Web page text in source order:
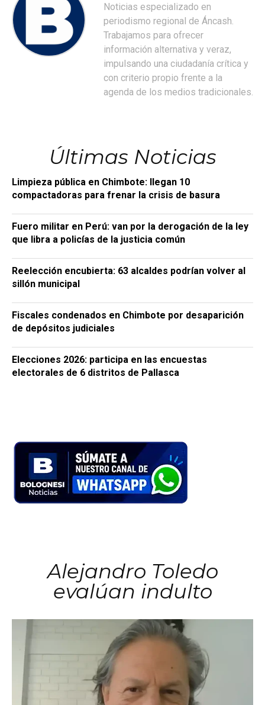
Noticias especializado en
periodismo regional de Áncash.
Trabajamos para ofrecer
información alternativa y veraz,
impulsando una ciudadanía crítica y
con criterio propio frente a la
agenda de los medios tradicionales.
Últimas Noticias
Limpieza pública en Chimbote: llegan 10
compactadoras para frenar la crisis de basura
Fuero militar en Perú: van por la derogación de la ley
que libra a policías de la justicia común
Reelección encubierta: 63 alcaldes podrían volver al
sillón municipal
Fiscales condenados en Chimbote por desaparición
de depósitos judiciales
Elecciones 2026: participa en las encuestas
electorales de 6 distritos de Pallasca
Alejandro Toledo
evalúan indulto